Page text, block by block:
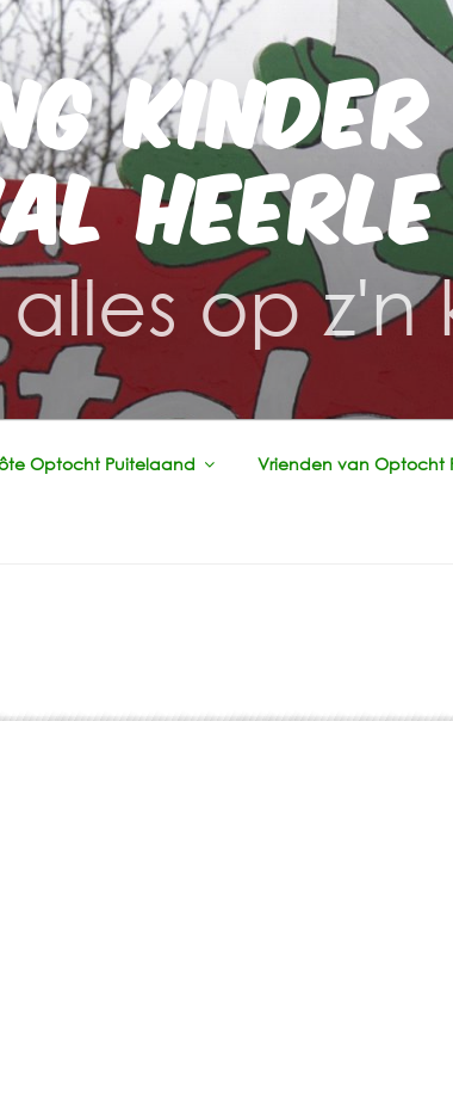
KINDER
HEERLE
op z'n
Optocht Puitelaand Vrienden van Optocht